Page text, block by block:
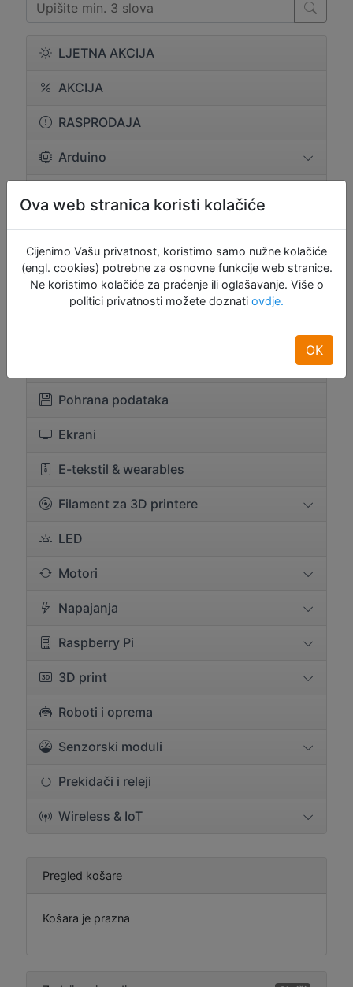
LJETNA AKCIJA
AKCIJA
RASPRODAJA
Arduino
Brandovi
Eksper. i proto pločice
Komponente
Pohrana podataka
Ekrani
E-tekstil & wearables
Filament za 3D printere
LED
Motori
Napajanja
Raspberry Pi
3D print
Roboti i oprema
Senzorski moduli
Prekidači i releji
Wireless & IoT
Pregled košare
Košara je prazna
Ova web stranica koristi kolačiće
Cijenimo Vašu privatnost, koristimo samo nužne kolačiće
(engl. cookies) potrebne za osnovne funkcije web stranice.
Ne koristimo kolačiće za praćenje ili oglašavanje. Više o
politici privatnosti možete doznati ovdje.
OK